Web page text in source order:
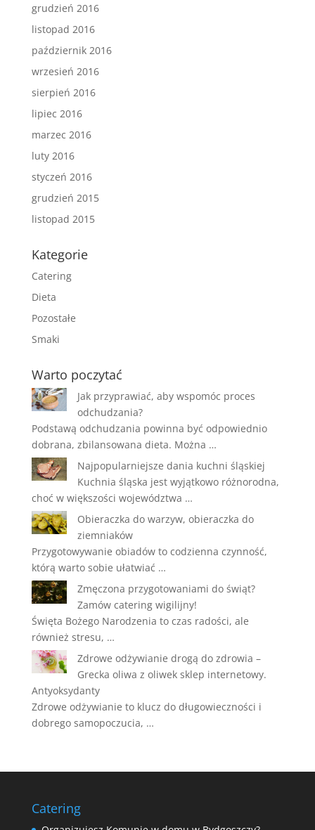
grudzień 2016
listopad 2016
październik 2016
wrzesień 2016
sierpień 2016
lipiec 2016
marzec 2016
luty 2016
styczeń 2016
grudzień 2015
listopad 2015
Kategorie
Catering
Dieta
Pozostałe
Smaki
Warto poczytać
Jak przyprawiać, aby wspomóc proces
odchudzania?
Podstawą odchudzania powinna być odpowiednio
dobrana, zbilansowana dieta. Można …
Najpopularniejsze dania kuchni śląskiej
Kuchnia śląska jest wyjątkowo różnorodna,
choć w większości województwa …
Obieraczka do warzyw, obieraczka do
ziemniaków
Przygotowywanie obiadów to codzienna czynność,
którą warto sobie ułatwiać …
Zmęczona przygotowaniami do świąt?
Zamów catering wigilijny!
Święta Bożego Narodzenia to czas radości, ale
również stresu, …
Zdrowe odżywianie drogą do zdrowia –
Grecka oliwa z oliwek sklep internetowy.
Antyoksydanty
Zdrowe odżywianie to klucz do długowieczności i
dobrego samopoczucia, …
Catering